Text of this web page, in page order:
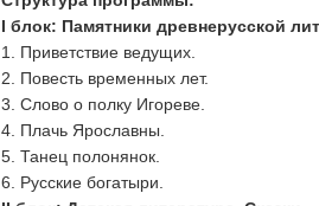
I блок: Памятники древнерусской
1. Приветствие ведущих.
2. Повесть временных лет.
3. Слово о полку Игореве.
4. Плачь Ярославны.
5. Танец полонянок.
6. Русские богатыри.